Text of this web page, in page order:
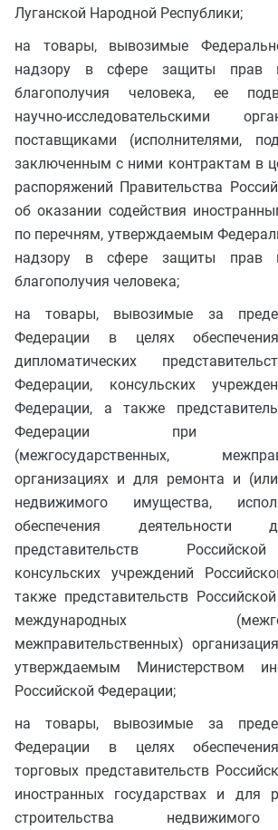
Луганской Народной Республики;
на товары, вывозимые
надзору в сфере защиты прав
благополучия человека, ее
научно-исследовательскими
поставщиками (исполнителями,
заключенным с ними контрактам в
распоряжений Правительства
об оказании содействия
по перечням, утверждаемым
надзору в сфере защиты прав
благополучия человека;
на товары, вывозимые за
Федерации в целях
дипломатических
Федерации, консульских
Федерации, а также
Федерации при
(межгосударственных,
организациях и для ремонта и
недвижимого имущества,
обеспечения деятельности
представительств
консульских учреждений
также представительств
международных
межправительственных)
утверждаемым Министерством
Российской Федерации;
на товары, вывозимые за
Федерации в целях
торговых представительств
иностранных государствах и для
строительства